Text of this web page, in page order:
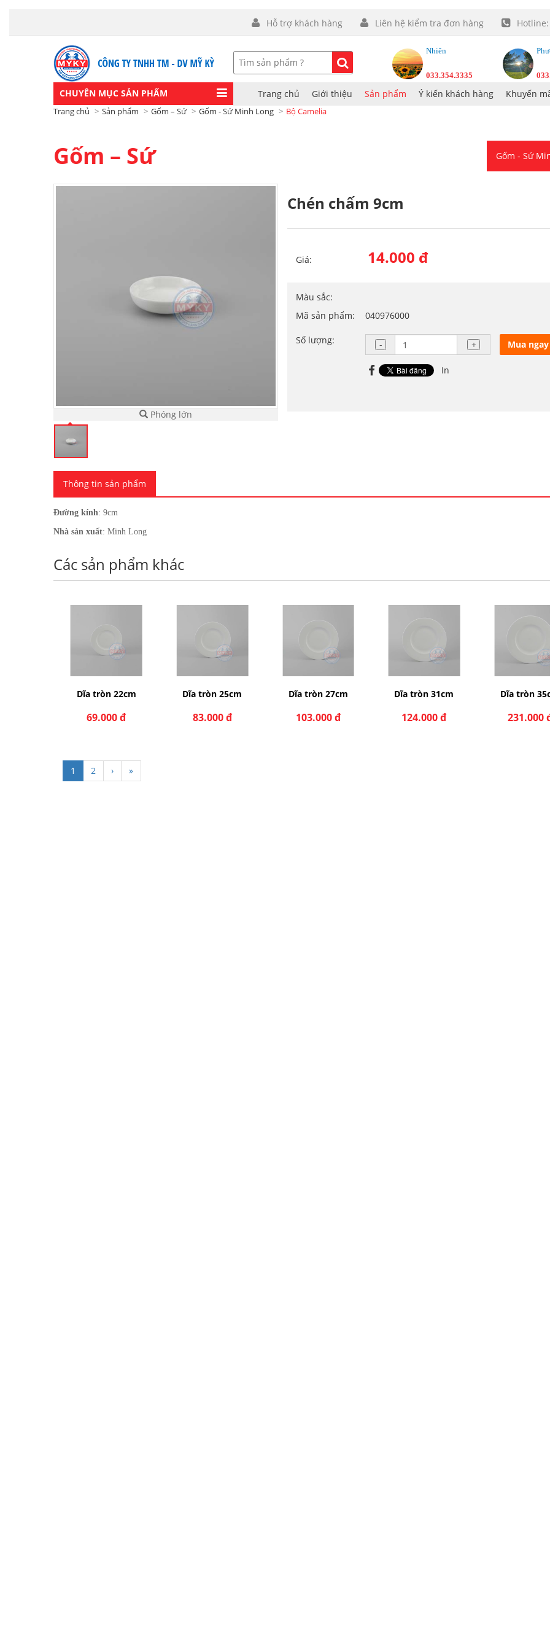
Hỗ trợ khách hàng Liên hệ kiểm tra đơn hàng Hotline:
Nhiên
033.354.3335
CHUYÊN MỤC SẢN PHẨM Trang chủ Giới thiệu Sản phẩm Ý kiến khách hàng Khuyến
Trang chủ Sản phẩm Gốm – Sứ Gốm - Sứ Minh Long Bộ Camelia
Gốm – Sứ Gốm - Sứ
Phóng lớn
Chén chấm 9cm
Giá: 14.000 đ
Màu sắc:
Mã sản phẩm:
040976000
Số lượng: Mua ngay
In
Thông tin sản phẩm
Đường kính: 9cm
Nhà sản xuất: Minh Long
Các sản phẩm khác
Dĩa tròn 25cm
83.000 đ
Dĩa tròn 27cm
103.000 đ
Dĩa tròn 31cm
124.000 đ
Dĩa tròn 35cm
231.000 đ
Dĩa súp
69.000 đ
1 2 › »